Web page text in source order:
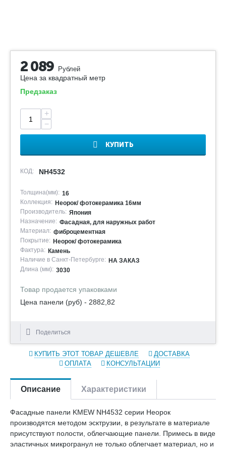
2 089 Рублей
Цена за квадратный метр
Предзаказ
+
−
КУПИТЬ
КОД: NH4532
Толщина(мм): 16
Коллекция: Неорок/ фотокерамика 16мм
Производитель: Япония
Назначение: Фасадная, для наружных работ
Материал: фиброцементная
Покрытие: Неорок/ фотокерамика
Фактура: Камень
Наличие в Санкт-Петербурге: НА ЗАКАЗ
Длина (мм): 3030
Товар продается упаковками
Цена панели (руб) - 2882,82
Поделиться
КУПИТЬ ЭТОТ ТОВАР ДЕШЕВЛЕ
ДОСТАВКА
ОПЛАТА
КОНСУЛЬТАЦИИ
Описание Характеристики
Фасадные панели KMEW NH4532 серии Неорок
производятся методом эсктрузии, в результате в материале
присутствуют полости, облегчающие панели. Примесь в виде
эластичных микрогранул не только облегчает материал, но и